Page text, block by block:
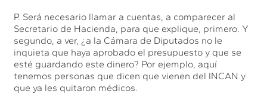
P. Será necesario llamar a cuentas, a comparecer al
Secretario de Hacienda, para que explique, primero. Y
segundo, a ver, ¿a la Cámara de Diputados no le
inquieta que haya aprobado el presupuesto y que se
esté guardando este dinero? Por ejemplo, aquí
tenemos personas que dicen que vienen del INCAN y
que ya les quitaron médicos.